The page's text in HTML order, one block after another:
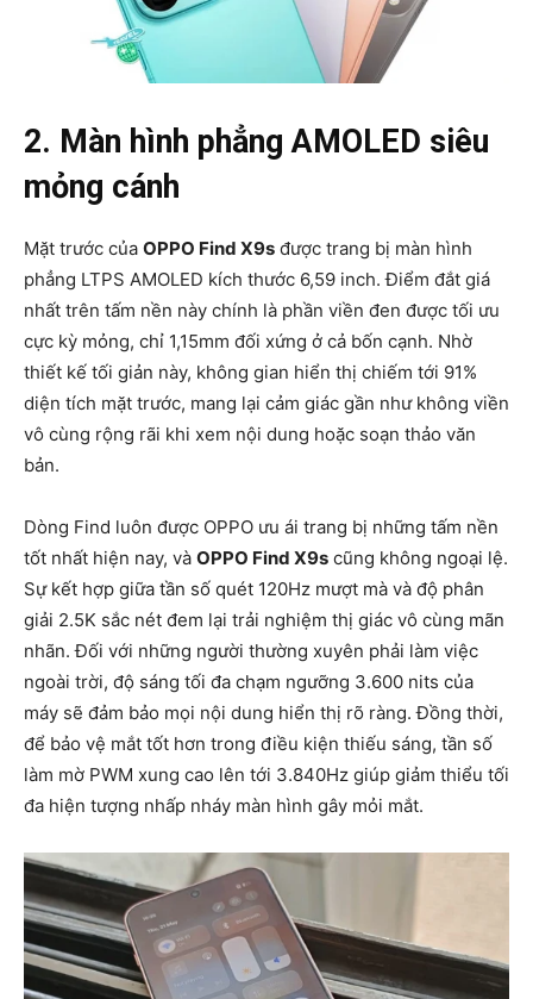
2. Màn hình phẳng AMOLED siêu
mỏng cánh
Mặt trước của OPPO Find X9s được trang bị màn hình
phẳng LTPS AMOLED kích thước 6,59 inch. Điểm đắt giá
nhất trên tấm nền này chính là phần viền đen được tối ưu
cực kỳ mỏng, chỉ 1,15mm đối xứng ở cả bốn cạnh. Nhờ
thiết kế tối giản này, không gian hiển thị chiếm tới 91%
diện tích mặt trước, mang lại cảm giác gần như không viền
vô cùng rộng rãi khi xem nội dung hoặc soạn thảo văn
bản.
Dòng Find luôn được OPPO ưu ái trang bị những tấm nền
tốt nhất hiện nay, và OPPO Find X9s cũng không ngoại lệ.
Sự kết hợp giữa tần số quét 120Hz mượt mà và độ phân
giải 2.5K sắc nét đem lại trải nghiệm thị giác vô cùng mãn
nhãn. Đối với những người thường xuyên phải làm việc
ngoài trời, độ sáng tối đa chạm ngưỡng 3.600 nits của
máy sẽ đảm bảo mọi nội dung hiển thị rõ ràng. Đồng thời,
để bảo vệ mắt tốt hơn trong điều kiện thiếu sáng, tần số
làm mờ PWM xung cao lên tới 3.840Hz giúp giảm thiểu tối
đa hiện tượng nhấp nháy màn hình gây mỏi mắt.